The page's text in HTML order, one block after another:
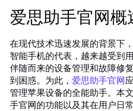
爱思助手官网概
在现代技术迅速发展的背景下
智能手机的代表，越来越受到
伴随而来的设备管理和故障修
到困惑。为此， 爱思助手官网
管理苹果设备的全能助手。本
手官网的功能以及其在用户日